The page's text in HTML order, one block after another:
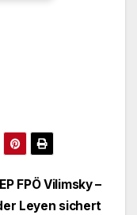
FPÖ Vilimsky –
Leyen sichert